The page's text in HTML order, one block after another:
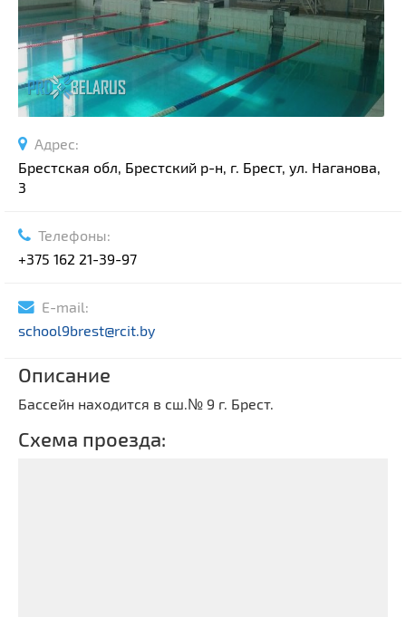
Адрес:
Брестская обл, Брестский р-н, г. Брест, ул. Наганова,
3
Телефоны:
+375 162 21-39-97
E-mail:
school9brest@rcit.by
Описание
Бассейн находится в сш.№ 9 г. Брест.
Схема проезда: